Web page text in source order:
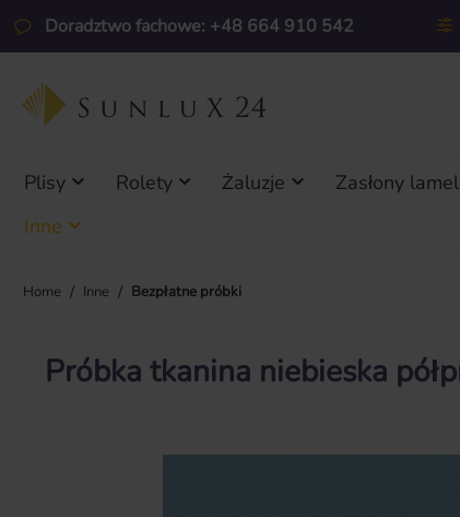
do głównej zawartości
Przejdź do wyszukiwania
Przejdź do głównej nawigacji
Doradztwo fachowe: +48 664 910 542
Plisy Rolety Żaluzje Zasłony
Inne
Home / Inne / Bezpłatne próbki
Próbka tkanina niebieska